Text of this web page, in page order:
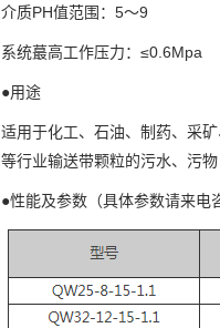
介质PH值范围：5～9
系统蕞高工作压力：≤0.6Mpa
●用途
适用于化工、石油、制药、采
等行业输送带颗粒的污水、污
●性能及参数（具体参数请来电